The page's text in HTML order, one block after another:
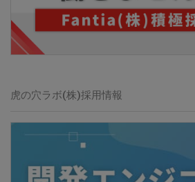
虎の穴ラボ(株)採用情報